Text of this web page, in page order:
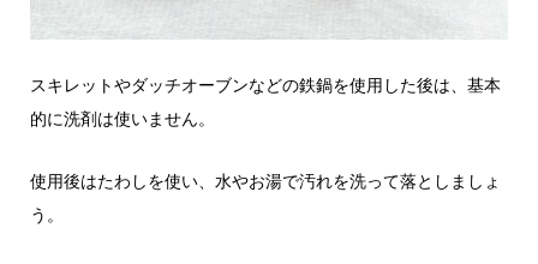
スキレットやダッチオーブンなどの鉄鍋を使用した後は、基本
的に洗剤は使いません。
使用後はたわしを使い、水やお湯で汚れを洗って落としましょ
う。